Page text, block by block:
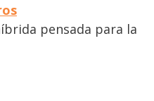
pensada para la